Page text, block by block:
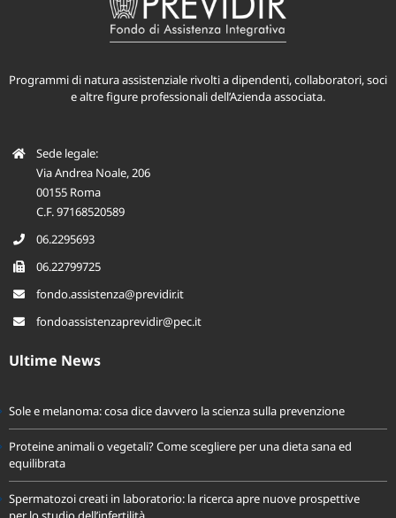
Programmi di natura assistenziale rivolti a dipendenti, collaboratori, soci
Sede legale:
Via Andrea Noale, 206
00155 Roma
Sole e melanoma: cosa dice davvero la scienza sulla prevenzione
Proteine animali o vegetali? Come scegliere per una dieta sana ed
equilibrata
Spermatozoi creati in laboratorio: la ricerca apre nuove prospettive